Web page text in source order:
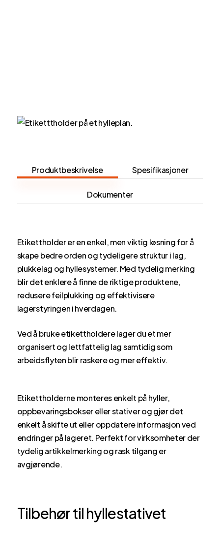
Produktbeskrivelse Spesifikasjoner
Dokumenter
Etikettholder er en enkel, men viktig løsning for å
skape bedre orden og tydeligere struktur i lag,
plukkelag og hyllesystemer. Med tydelig merking
blir det enklere å finne de riktige produktene,
redusere feilplukking og effektivisere
lagerstyringen i hverdagen.
Ved å bruke etikettholdere lager du et mer
organisert og lettfattelig lag samtidig som
arbeidsflyten blir raskere og mer effektiv.
Etikettholderne monteres enkelt på hyller,
oppbevaringsbokser eller stativer og gjør det
enkelt å skifte ut eller oppdatere informasjon ved
endringer på lageret. Perfekt for virksomheter der
tydelig artikkelmerking og rask tilgang er
avgjørende.
Tilbehør til hyllestativet